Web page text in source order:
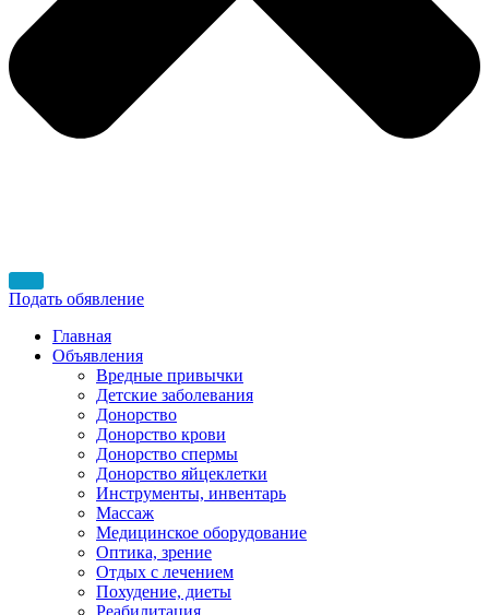
Подать обявление
Главная
Объявления
Вредные привычки
Детские заболевания
Донорство
Донорство крови
Донорство спермы
Донорство яйцеклетки
Инструменты, инвентарь
Массаж
Медицинское оборудование
Оптика, зрение
Отдых с лечением
Похудение, диеты
Реабилитация